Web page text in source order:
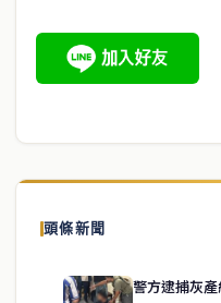
頭條新聞
警方逮捕灰